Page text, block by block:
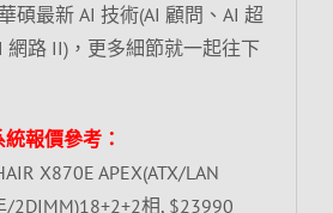
碩最新 AI 技術(AI 顧問、AI 超
網路 II)，更多細節就一起往下
報價參考：
X870E APEX(ATX/LAN
/2DIMM)18+2+2相, $23990